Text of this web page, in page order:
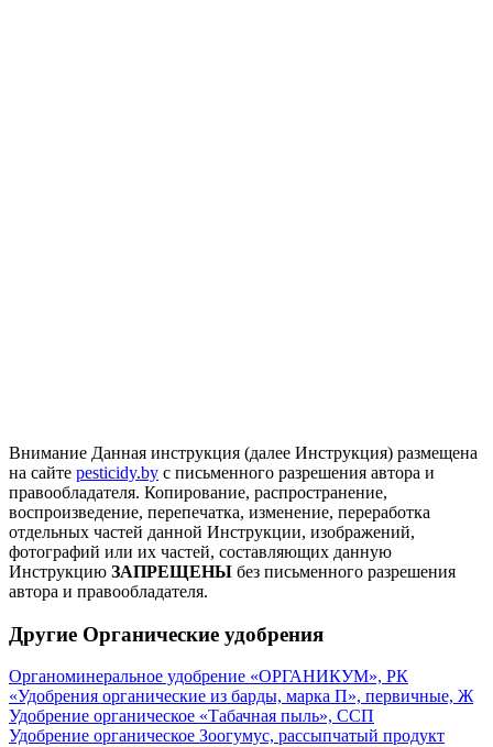
Внимание Данная инструкция (далее Инструкция) размещена
на сайте pesticidy.by с письменного разрешения автора и
правообладателя. Копирование, распространение,
воспроизведение, перепечатка, изменение, переработка
отдельных частей данной Инструкции, изображений,
фотографий или их частей, составляющих данную
Инструкцию ЗАПРЕЩЕНЫ без письменного разрешения
автора и правообладателя.
Другие Органические удобрения
Органоминеральное удобрение «ОРГАНИКУМ», РК
«Удобрения органические из барды, марка П», первичные, Ж
Удобрение органическое «Табачная пыль», ССП
Удобрение органическое Зоогумус, рассыпчатый продукт